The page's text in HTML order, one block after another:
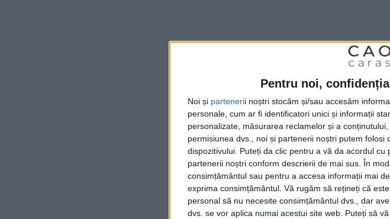
Pentru noi,
Noi și partenerii noștri stocăm și/sau accesăm
personale, cum ar fi identificatori unici și informații
personalizate, măsurarea reclamelor și a
permisiunea dvs., noi și partenerii noștri putem
dispozitivului. Puteți da clic pentru a vă da acordul
partenerii noștri conform descrierii de mai sus. În
consimțământul sau pentru a accesa informații mai
exprima consimțământul. Vă rugăm să rețineți că
personal să nu necesite consimțământul dvs., dar
dvs. se vor aplica numai acestui site web. Puteți să